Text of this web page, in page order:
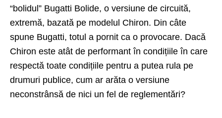
“bolidul” Bugatti Bolide, o versiune de circuită,
extremă, bazată pe modelul Chiron. Din câte
spune Bugatti, totul a pornit ca o provocare. Dacă
Chiron este atât de performant în condițiile în care
respectă toate condițiile pentru a putea rula pe
drumuri publice, cum ar arăta o versiune
neconstrânsă de nici un fel de reglementări?